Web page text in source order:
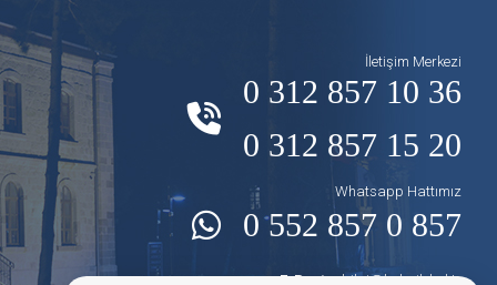
İletişim Merkezi
0 312 857 10 36
0 312 857 15 20
Whatsapp Hattımız
0 552 857 0 857
E-Posta:bilgi@kalecik.bel.tr